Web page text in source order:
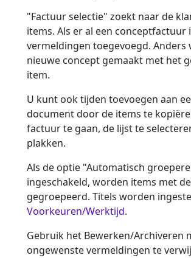
"Factuur selectie" zoekt naar de
items. Als er al een conceptfactuur
vermeldingen toegevoegd. Anders
nieuwe concept gemaakt met het
item.
U kunt ook tijden toevoegen aan
document door de items te
factuur te gaan, de lijst te
plakken.
Als de optie "Automatisch
ingeschakeld, worden items met
gegroepeerd. Titels worden
Voorkeuren/Werktijd.
Gebruik het Bewerken/Archiveren
ongewenste vermeldingen te